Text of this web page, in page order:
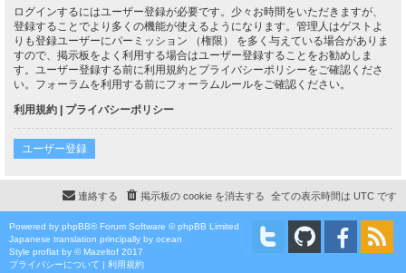
ログインするにはユーザー登録が必要です。少々お時間をいただきますが、
登録することでより多くの機能が使えるようになります。管理人はゲストよ
りも登録ユーザーにパーミッション （権限） を多く与えている場合がありま
すので、掲示板をよく利用する場合はユーザー登録することをお勧めしま
す。ユーザー登録する前に利用規約とプライバシーポリシーをご確認くださ
い。フォーラムを利用する前にフォーラムルールをご確認ください。
利用規約 | プライバシーポリシー
ユーザー登録
全ての表示時間は UTC です
掲示板の cookie を消去する
連絡する
Powered by phpBB® Forum Software © phpBB Limited
Japanese translation principally by ocean
Style proflat by ©Mazeltof 2017
プライバシーについて | 利用規約